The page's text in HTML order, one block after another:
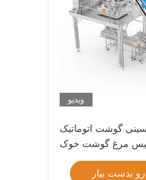
ویدیو
گوشت اتوماتیک
مرغ گوشت خوک
بسته‌بندی کیسه
مواد غذاییبدست بیار